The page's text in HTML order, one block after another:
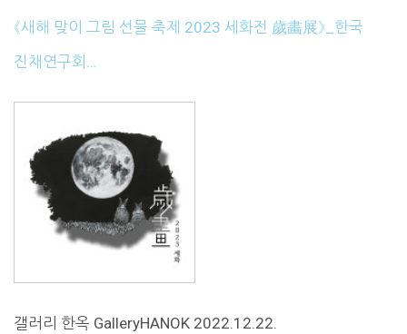
《새해 맞이 그림 선물 축제 2023 세화전 歲畵展》_한국
진채연구회…
갤러리 한옥 GalleryHANOK 2022.12.22.